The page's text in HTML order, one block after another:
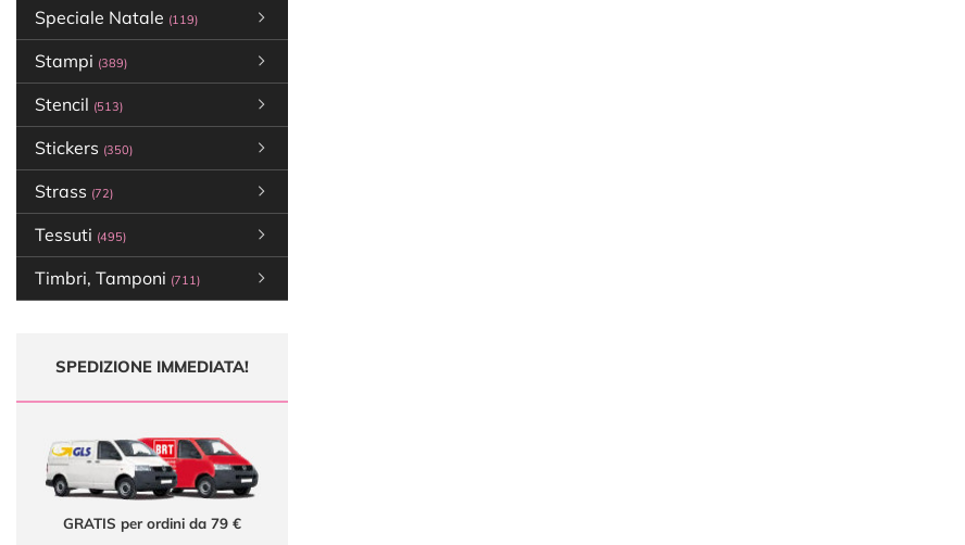
Speciale Natale (119)
Stampi (389)
Stencil (513)
Stickers (350)
Strass (72)
Tessuti (495)
Timbri, Tamponi (711)
SPEDIZIONE IMMEDIATA!
GRATIS per ordini da 79 €